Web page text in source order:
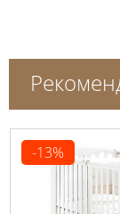
-13%